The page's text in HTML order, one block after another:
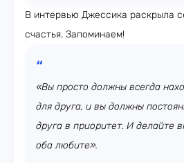
В интервью Джессика раскрыла
счастья. Запоминаем!
«Вы просто должны всегда
для друга, и вы должны
друга в приоритет. И делайте
оба любите».